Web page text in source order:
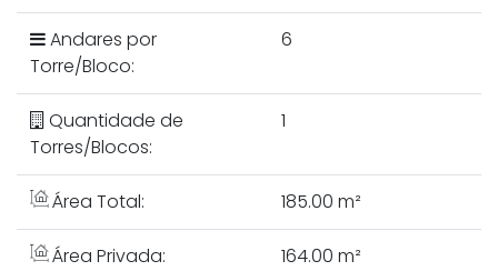
Andares por
Torre/Bloco:
6
Quantidade de
Torres/Blocos:
1
Área Total: 185.00 m²
Área Privada: 164.00 m²